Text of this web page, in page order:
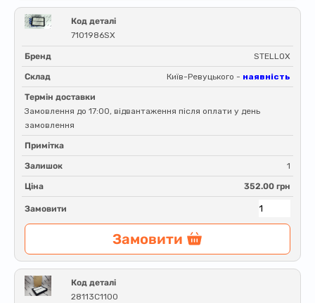
Код деталі
7101986SX
Бренд STELLOX
Склад Київ-Ревуцького - наявність
Термін доставки
Замовлення до 17:00, відвантаження після оплати у день
замовлення
Примітка
Залишок 1
Ціна 352.00 грн
Замовити
Замовити
Код деталі
28113C1100